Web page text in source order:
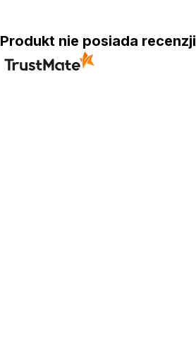
Produkt nie posiada recenzji